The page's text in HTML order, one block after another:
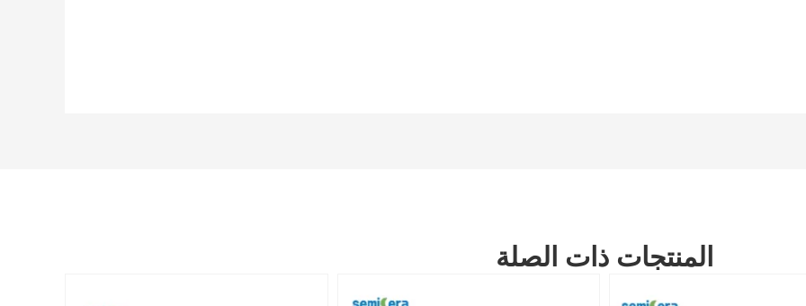
المنتجات ذات الصلة